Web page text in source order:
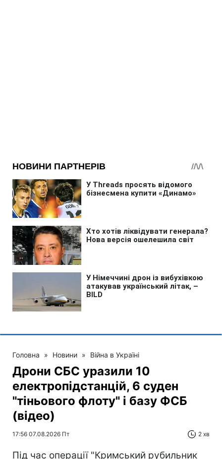
Головна » Новини » Війна в Україні
Дрони СБС уразили 10
електропідстанцій, 6 суден
"тіньового флоту" і базу ФСБ
(відео)
17:56 07.08.2026 Пт 2 хв
Під час операції "Кримський рубильник